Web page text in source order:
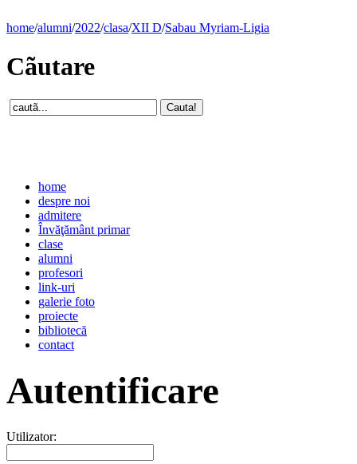
home/alumni/2022/clasa/XII D/Sabau Myriam-Ligia
Cãutare
home
despre noi
admitere
Învăţământ primar
clase
alumni
profesori
link-uri
galerie foto
proiecte
bibliotecă
contact
Autentificare
Utilizator: